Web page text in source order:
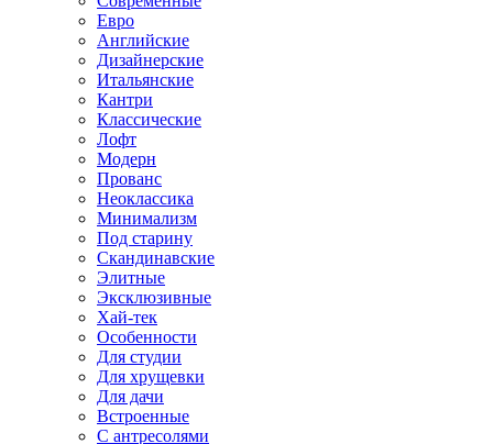
Евро
Английские
Дизайнерские
Итальянские
Кантри
Классические
Лофт
Модерн
Прованс
Неоклассика
Минимализм
Под старину
Скандинавские
Элитные
Эксклюзивные
Хай-тек
Особенности
Для студии
Для хрущевки
Для дачи
Встроенные
С антресолями